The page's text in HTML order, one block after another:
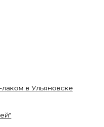
в Ульяновске